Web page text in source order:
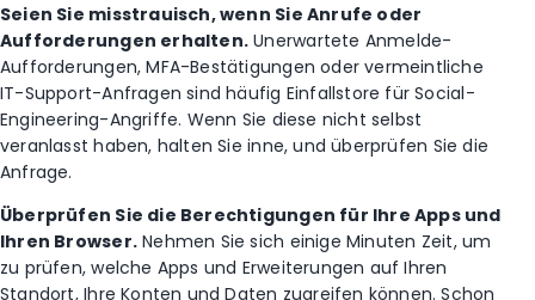
Seien Sie misstrauisch, wenn Sie Anrufe oder
Aufforderungen erhalten. Unerwartete Anmelde-
Aufforderungen, MFA-Bestätigungen oder vermeintliche
IT-Support-Anfragen sind häufig Einfallstore für Social-
Engineering-Angriffe. Wenn Sie diese nicht selbst
veranlasst haben, halten Sie inne, und überprüfen Sie die
Anfrage.
Überprüfen Sie die Berechtigungen für Ihre Apps und
Ihren Browser.Nehmen Sie sich einige Minuten Zeit, um
zu prüfen, welche Apps und Erweiterungen auf Ihren
Standort, Ihre Konten und Daten zugreifen können. Schon